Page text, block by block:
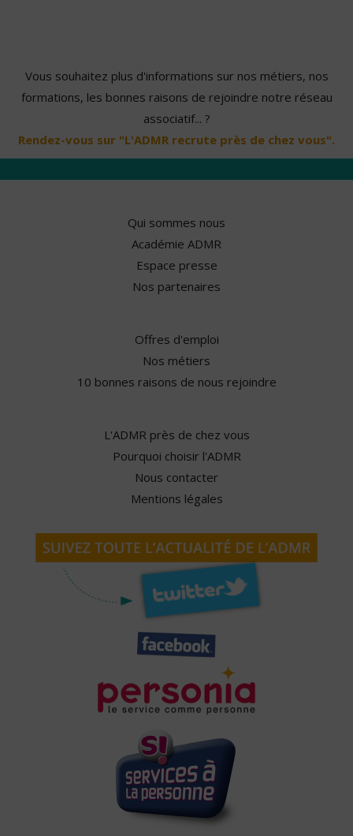
Vous souhaitez plus d'informations sur nos métiers, nos
formations, les bonnes raisons de rejoindre notre réseau
associatif... ?
Rendez-vous sur "L'ADMR recrute près de chez vous".
Qui sommes nous
Académie ADMR
Espace presse
Nos partenaires
Offres d'emploi
Nos métiers
10 bonnes raisons de nous rejoindre
L'ADMR près de chez vous
Pourquoi choisir l'ADMR
Nous contacter
Mentions légales